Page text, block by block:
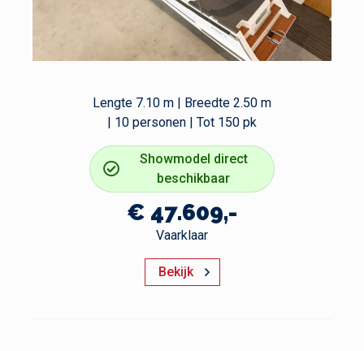
Lengte 7.10 m | Breedte 2.50 m
| 10 personen | Tot 150 pk
Showmodel direct
beschikbaar
€ 47.609,-
Vaarklaar
Bekijk